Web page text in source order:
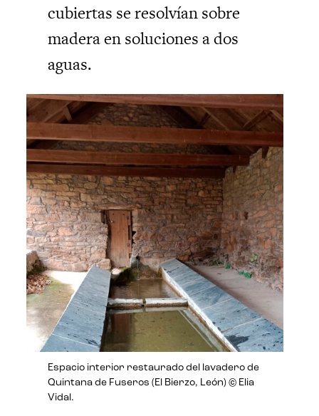
cubiertas se resolvían sobre
madera en soluciones a dos
aguas.
Espacio interior restaurado del lavadero de
Quintana de Fuseros (El Bierzo, León) © Elia
Vidal.